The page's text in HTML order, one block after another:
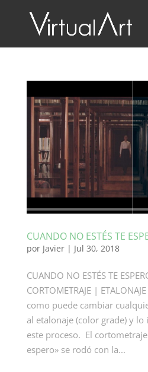
CUANDO NO ESTÉS TE
por Javier| Jul 30, 2018
CUANDO NO ESTÉS TE
CORTOMETRAJE |
como puede cambiar
al etalonaje (color grade) y
este proceso. El
espero» se rodó con la...